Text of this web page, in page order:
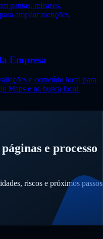
pautas, releases,
ampliar menções,
Empresa
e conteúdo local para
Maps e na busca local.
e processo
riscos e próximos passos